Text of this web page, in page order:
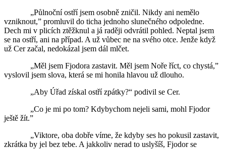
„Půlnoční ostří jsem osobně zničil. Nikdy ani nemělo
vzniknout,” promluvil do ticha jednoho slunečného odpoledne.
Dech mi v plicích ztěžknul a já raději odvrátil pohled. Neptal jsem
se na ostří, ani na případ. A už vůbec ne na svého otce. Jenže když
už Cer začal, nedokázal jsem dál mlčet.
„Měl jsem Fjodora zastavit. Měl jsem Noře říct, co chystá,”
vyslovil jsem slova, která se mi honila hlavou už dlouho.
„Aby Úřad získal ostří zpátky?“ podivil se Cer.
„Co je mi po tom? Kdybychom nejeli sami, mohl Fjodor
ještě žít.”
„Viktore, oba dobře víme, že kdyby ses ho pokusil zastavit,
zkrátka by jel bez tebe. A jakkoliv nerad to uslyšíš, Fjodor se